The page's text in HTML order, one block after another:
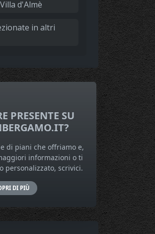
d'Almè
in altri
PRESENTE SU
di piani che offriamo e,
informazioni o ti
personalizzato, scrivici.
DI PIÙ